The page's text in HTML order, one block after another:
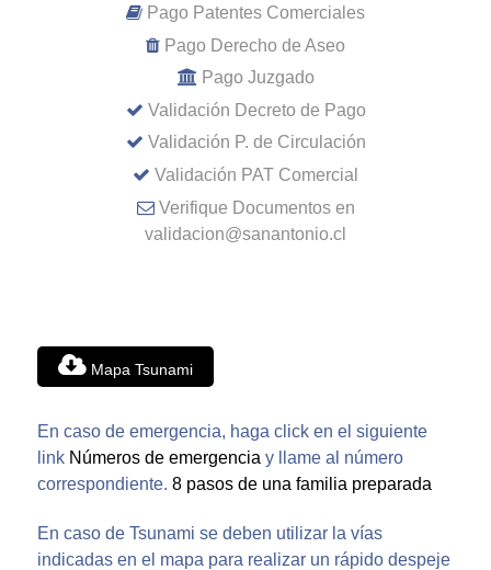
Pago Patentes Comerciales
Pago Derecho de Aseo
Pago Juzgado
Validación Decreto de Pago
Validación P. de Circulación
Validación PAT Comercial
Verifique Documentos en
validacion@sanantonio.cl
Mapa Tsunami
En caso de emergencia, haga click en el siguiente
link Números de emergencia y llame al número
correspondiente. 8 pasos de una familia preparada
En caso de Tsunami se deben utilizar la vías
indicadas en el mapa para realizar un rápido despeje